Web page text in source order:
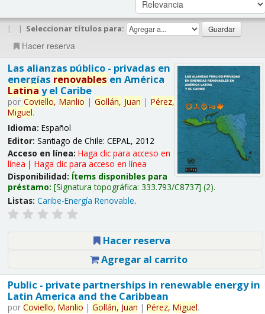
| | Seleccionar títulos para:
Hacer reserva
Las alianzas público - privadas en
energías renovables en América
Latina y el Caribe
por Coviello, Manlio | Gollán, Juan | Pérez,
Miguel.
Idioma: Español
Editor: Santiago de Chile: CEPAL, 2012
Acceso en línea: Haga clic para acceso en
línea | Haga clic para acceso en línea
Disponibilidad: Ítems disponibles para
préstamo: Signatura topográfica: 333.793/C8737 (2).
Listas: Caribe-Energía Renovable.
Hacer reserva
Agregar al carrito
Public - private partnerships in renewable energy in
Latin America and the Caribbean
por Coviello, Manlio | Gollán, Juan | Pérez, Miguel.